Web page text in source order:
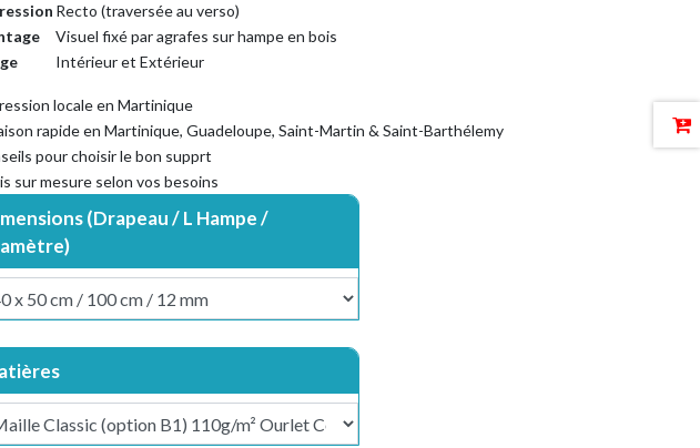
Recto (traversée au verso)
Visuel fixé par agrafes sur hampe en bois
Intérieur et Extérieur
locale en Martinique
rapide en Martinique, Guadeloupe, Saint-Martin & Saint-Barthélemy
pour choisir le bon supprt
sur mesure selon vos besoins
(Drapeau / L Hampe /